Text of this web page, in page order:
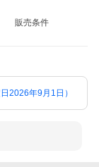
販売条件
2026年9月1日）